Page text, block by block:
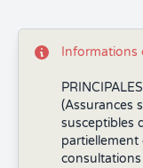
Informations
(Assurances
susceptibles